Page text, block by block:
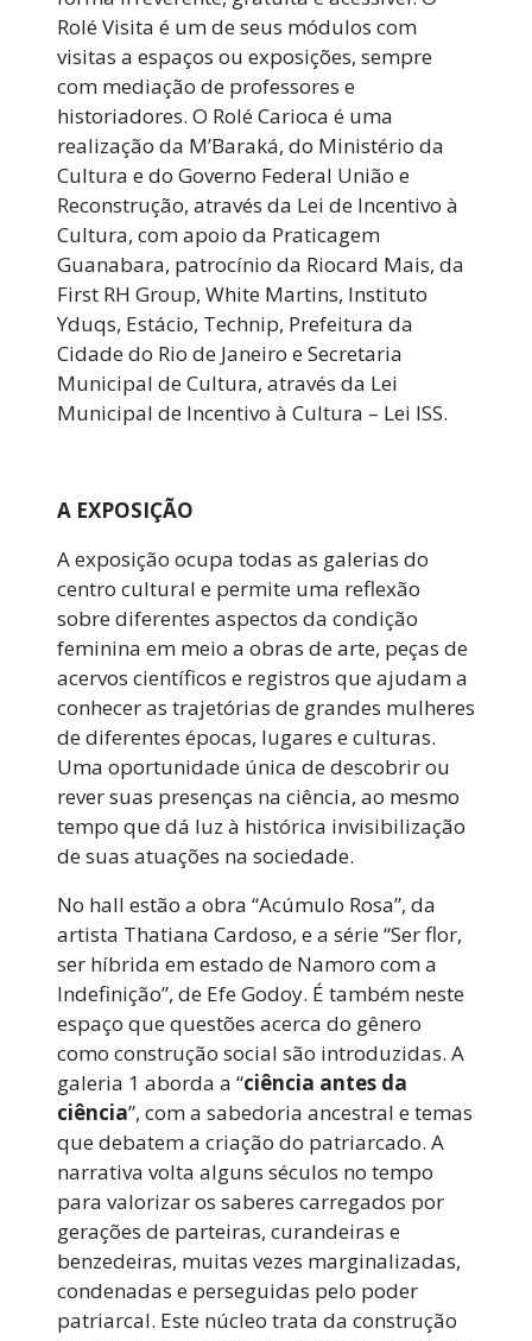
Rolé Visita é um de seus módulos com
visitas a espaços ou exposições, sempre
com mediação de professores e
historiadores. O Rolé Carioca é uma
realização da M’Baraká, do Ministério da
Cultura e do Governo Federal União e
Reconstrução, através da Lei de Incentivo à
Cultura, com apoio da Praticagem
Guanabara, patrocínio da Riocard Mais, da
First RH Group, White Martins, Instituto
Yduqs, Estácio, Technip, Prefeitura da
Cidade do Rio de Janeiro e Secretaria
Municipal de Cultura, através da Lei
Municipal de Incentivo à Cultura – Lei ISS.
A EXPOSIÇÃO
A exposição ocupa todas as galerias do
centro cultural e permite uma reflexão
sobre diferentes aspectos da condição
feminina em meio a obras de arte, peças de
acervos científicos e registros que ajudam a
conhecer as trajetórias de grandes mulheres
de diferentes épocas, lugares e culturas.
Uma oportunidade única de descobrir ou
rever suas presenças na ciência, ao mesmo
tempo que dá luz à histórica invisibilização
de suas atuações na sociedade.
No hall estão a obra “Acúmulo Rosa”, da
artista Thatiana Cardoso, e a série “Ser flor,
ser híbrida em estado de Namoro com a
Indefinição”, de Efe Godoy. É também neste
espaço que questões acerca do gênero
como construção social são introduzidas. A
galeria 1 aborda a “ciência antes da
ciência”, com a sabedoria ancestral e temas
que debatem a criação do patriarcado. A
narrativa volta alguns séculos no tempo
para valorizar os saberes carregados por
gerações de parteiras, curandeiras e
benzedeiras, muitas vezes marginalizadas,
condenadas e perseguidas pelo poder
patriarcal. Este núcleo trata da construção